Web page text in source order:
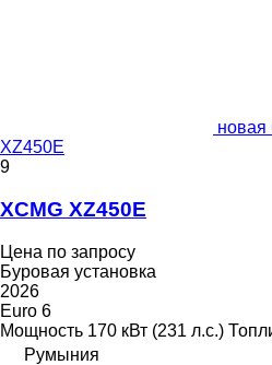
новая
XZ450E
9
XCMG XZ450E
Цена по запросу
Буровая установка
2026
Euro 6
Мощность 170 кВт (231 л.с.)
Румыния